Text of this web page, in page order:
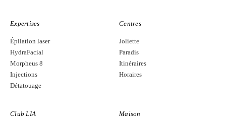
Expertises
Épilation laser
HydraFacial
Morpheus 8
Injections
Détatouage
Centres
Joliette
Paradis
Itinéraires
Horaires
Club LIA Maison